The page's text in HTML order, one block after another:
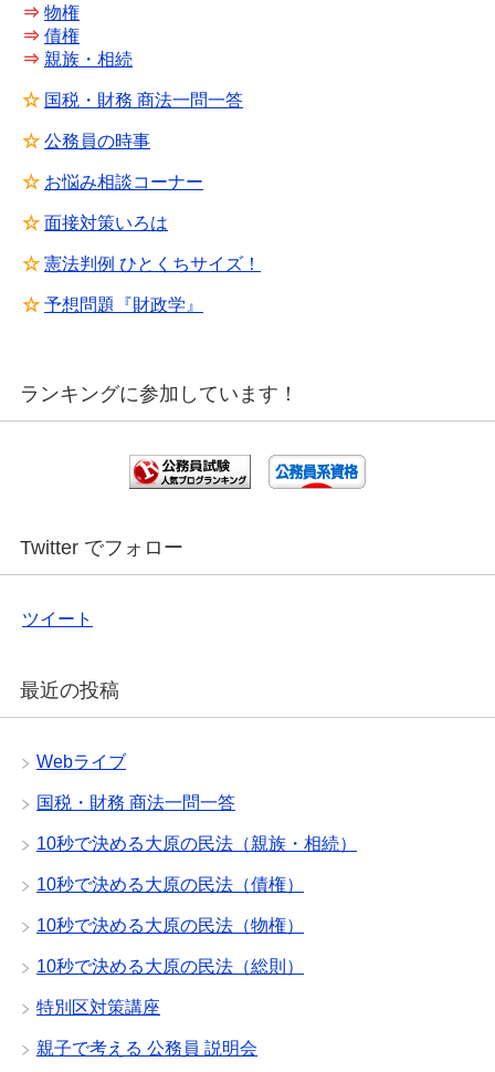
⇒ 物権
⇒ 債権
⇒ 親族・相続
☆ 国税・財務 商法一問一答
☆ 公務員の時事
☆ お悩み相談コーナー
☆ 面接対策いろは
☆ 憲法判例 ひとくちサイズ！
☆ 予想問題『財政学』
ランキングに参加しています！
Twitter でフォロー
ツイート
最近の投稿
Webライブ
国税・財務 商法一問一答
10秒で決める大原の民法（親族・相続）
10秒で決める大原の民法（債権）
10秒で決める大原の民法（物権）
10秒で決める大原の民法（総則）
特別区対策講座
親子で考える 公務員 説明会